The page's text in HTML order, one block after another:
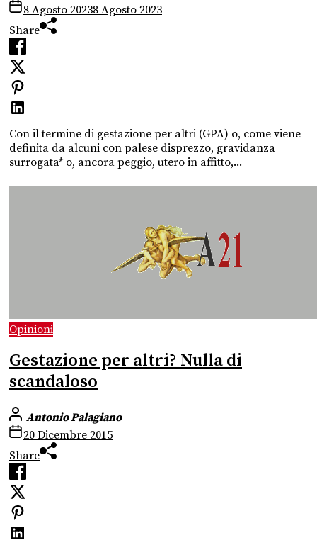
8 Agosto 20238 Agosto 2023
Share
Con il termine di gestazione per altri (GPA) o, come viene
definita da alcuni con palese disprezzo, gravidanza
surrogata* o, ancora peggio, utero in affitto,...
Opinioni
Gestazione per altri? Nulla di
scandaloso
Antonio Palagiano
20 Dicembre 2015
Share